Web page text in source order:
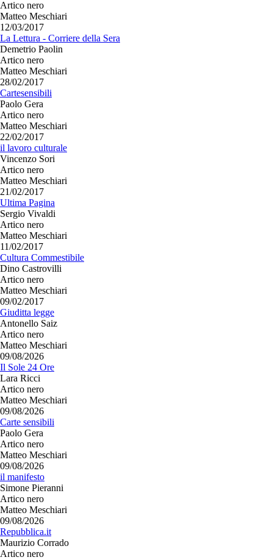
Artico nero
Matteo Meschiari
12/03/2017
La Lettura - Corriere della Sera
Demetrio Paolin
Artico nero
Matteo Meschiari
28/02/2017
Cartesensibili
Paolo Gera
Artico nero
Matteo Meschiari
22/02/2017
il lavoro culturale
Vincenzo Sori
Artico nero
Matteo Meschiari
21/02/2017
Ultima Pagina
Sergio Vivaldi
Artico nero
Matteo Meschiari
11/02/2017
Cultura Commestibile
Dino Castrovilli
Artico nero
Matteo Meschiari
09/02/2017
Giuditta legge
Antonello Saiz
Artico nero
Matteo Meschiari
09/08/2026
Il Sole 24 Ore
Lara Ricci
Artico nero
Matteo Meschiari
09/08/2026
Carte sensibili
Paolo Gera
Artico nero
Matteo Meschiari
09/08/2026
il manifesto
Simone Pieranni
Artico nero
Matteo Meschiari
09/08/2026
Repubblica.it
Maurizio Corrado
Artico nero